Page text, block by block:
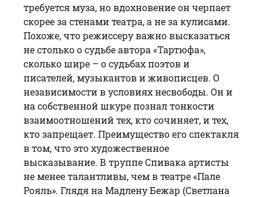
требуется муза, но вдохновение он черпает
скорее за стенами театра, а не за кулисами.
Похоже, что режиссеру важно высказаться
не столько о судьбе автора «Тартюфа»,
сколько шире – о судьбах поэтов и
писателей, музыкантов и живописцев. О
независимости в условиях несвободы. Он и
на собственной шкуре познал тонкости
взаимоотношений тех, кто сочиняет, и тех,
кто запрещает. Преимущество его спектакля
в том, что это художественное
высказывание. В труппе Спивака артисты
не менее талантливы, чем в театре «Пале
Рояль». Глядя на Мадлену Бежар (Светлана